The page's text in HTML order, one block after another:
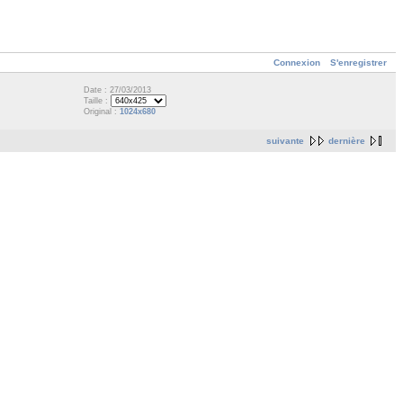
Connexion S'enregistrer
Date : 27/03/2013
Taille :
Original : 1024x680
suivante dernière